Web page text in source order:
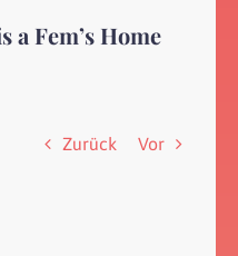
a Fem’s Home
Zurück Vor